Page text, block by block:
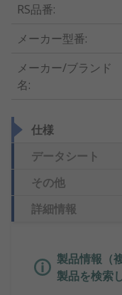
RS品番:
メーカー型番:
メーカー/ブランド
名:
仕様
データシート
その他
詳細情報
製品情報（
製品を検索